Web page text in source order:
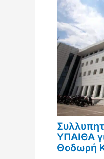
ΥΠΑΙΘΑ
Θοδωρή